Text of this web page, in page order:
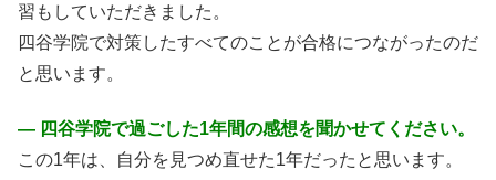
習もしていただきました。
四谷学院で対策したすべてのことが合格につながったのだ
と思います。
― 四谷学院で過ごした1年間の感想を聞かせてください。
この1年は、自分を見つめ直せた1年だったと思います。